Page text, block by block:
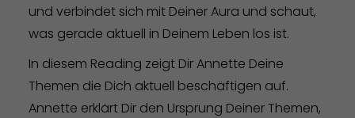
und verbindet sich mit Deiner Aura und schaut,
was gerade aktuell in Deinem Leben los ist.
In diesem Reading zeigt Dir Annette Deine
Themen die Dich aktuell beschäftigen auf.
Annette erklärt Dir den Ursprung Deiner Themen,